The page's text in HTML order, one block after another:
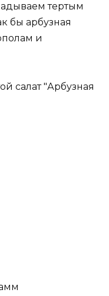
тертым
бы арбузная
и
салат "Арбузная